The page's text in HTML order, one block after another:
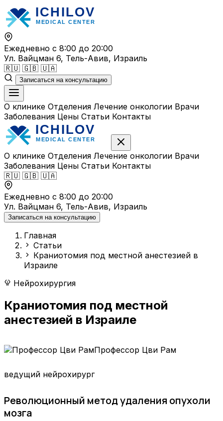
Перейти
к
содержимому
Ежедневно с 8:00 до 20:00
Ул. Вайцман 6, Тель-Авив, Израиль
🇷🇺 🇬🇧 🇺🇦
Записаться на консультацию
О клинике Отделения Лечение онкологии Врачи
Заболевания Цены Статьи Контакты
О клинике Отделения Лечение онкологии Врачи
Заболевания Цены Статьи Контакты
🇷🇺 🇬🇧 🇺🇦
Ежедневно с 8:00 до 20:00
Ул. Вайцман 6, Тель-Авив, Израиль
Записаться на консультацию
Главная
Статьи
Краниотомия под местной анестезией в
Израиле
Нейрохирургия
Краниотомия под местной
анестезией в Израиле
Профессор Цви Рам
ведущий нейрохирург
Революционный метод удаления опухоли
мозга